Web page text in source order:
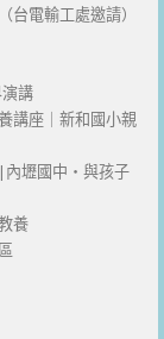
電輸工處邀請）
講
講座｜新和國小親
壢國中・與孩子
養